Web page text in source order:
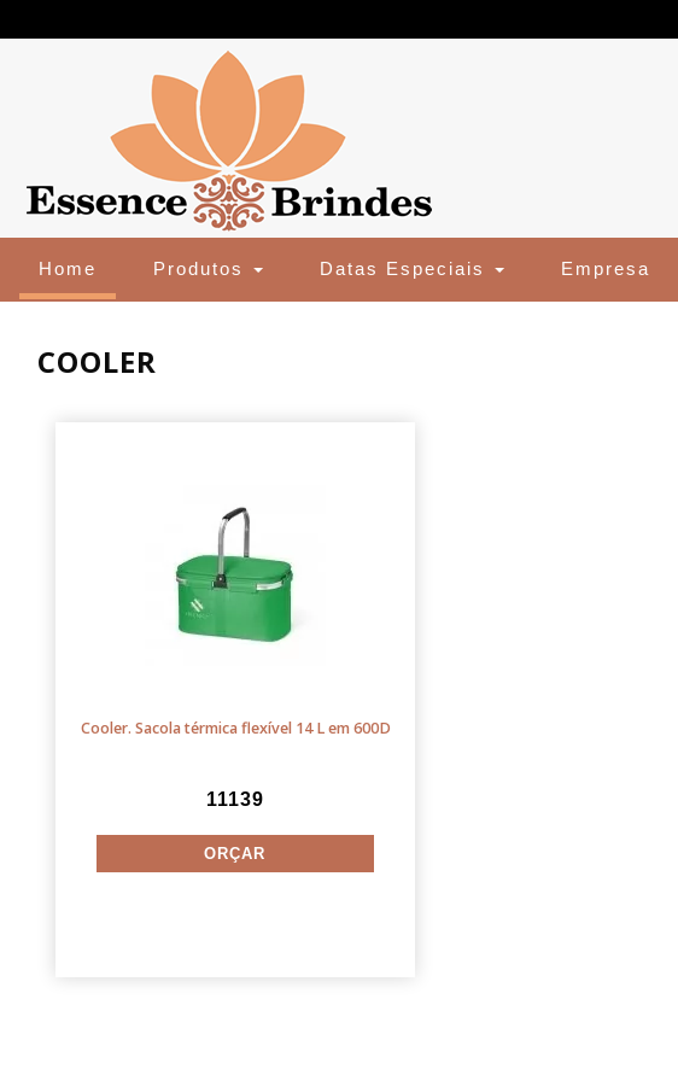
Home (current)Produtos Datas Especiais Empresa
COOLER
Cooler. Sacola térmica flexível 14 L em 600D
11139